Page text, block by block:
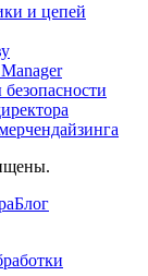
и цепей
Блог